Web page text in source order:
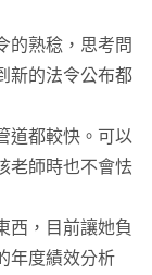
的熟稔，思考問
新的法令公布都
道都較快。可以
老師時也不會怯
西，目前讓她負
年度績效分析